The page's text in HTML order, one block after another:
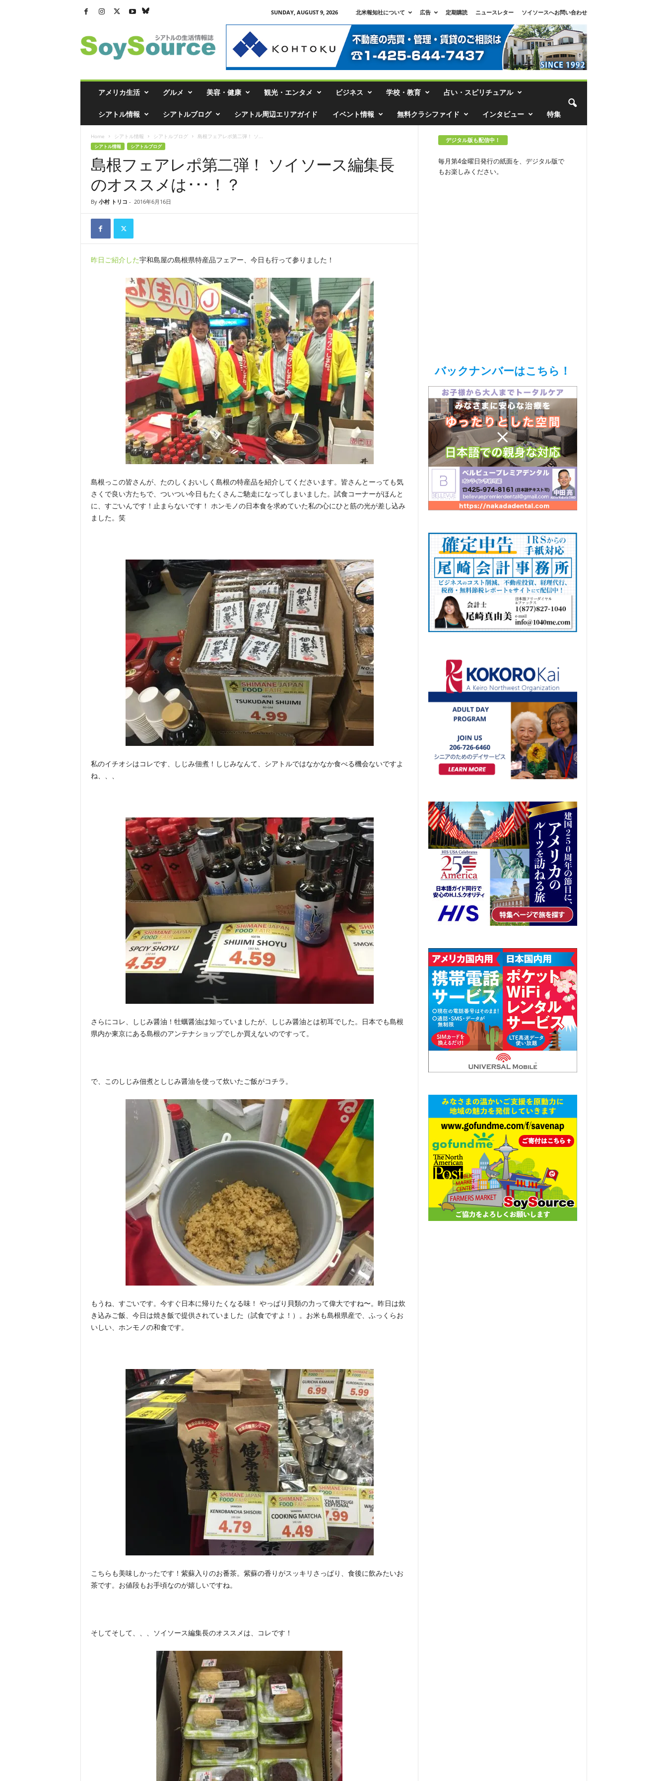
SUNDAY, AUGUST 9, 2026 北米報知社について 広告 定期購読 ニュースレター
ソイソースへお問い合わせ
ト
ル
アメリカ生活 グルメ 美容・健康 観光・エンタメ ビジネス 学校・教育 占い・スピリチュアル
シアトル情報 シアトルブログ シアトル周辺エリアガイド イベント情報 無料クラシファイド インタビュー 特集
Home シアトル情報 シアトルブログ 島根フェアレポ第二弾！ ソ...
シアトル情報 シアトルブログ
島根フェアレポ第二弾！ ソイソース編集長
のオススメは･･･！？
By 小村 トリコ - 2016年6月16日
昨日ご紹介した宇和島屋の島根県特産品フェアー、今日も行って参りました！
島根っこの皆さんが、たのしくおいしく島根の特産品を紹介してくださいます。皆さんとーっても気
さくで良い方たちで、ついつい今日もたくさんご馳走になってしまいました。試食コーナーがほんと
に、すごいんです！止まらないです！ ホンモノの日本食を求めていた私の心にひと筋の光が差し込み
ました。笑
私のイチオシはコレです、しじみ佃煮！しじみなんて、シアトルではなかなか食べる機会ないですよ
ね、、、
さらにコレ、しじみ醤油！牡蠣醤油は知っていましたが、しじみ醤油とは初耳でした。日本でも島根
県内か東京にある島根のアンテナショップでしか買えないのですって。
で、このしじみ佃煮としじみ醤油を使って炊いたご飯がコチラ。
もうね、すごいです。今すぐ日本に帰りたくなる味！ やっぱり貝類の力って偉大ですね〜。昨日は炊
き込みご飯、今日は焼き飯で提供されていました（試食ですよ！）。お米も島根県産で、ふっくらお
いしい、ホンモノの和食です。
こちらも美味しかったです！紫蘇入りのお番茶。紫蘇の香りがスッキリさっぱり、食後に飲みたいお
茶です。お値段もお手頃なのが嬉しいですね。
そしてそして、、、ソイソース編集長のオススメは、コレです！
デジタル版も配信中！
毎月第4金曜日発行の紙面を、デジタル版で
もお楽しみください。
バックナンバーはこちら！